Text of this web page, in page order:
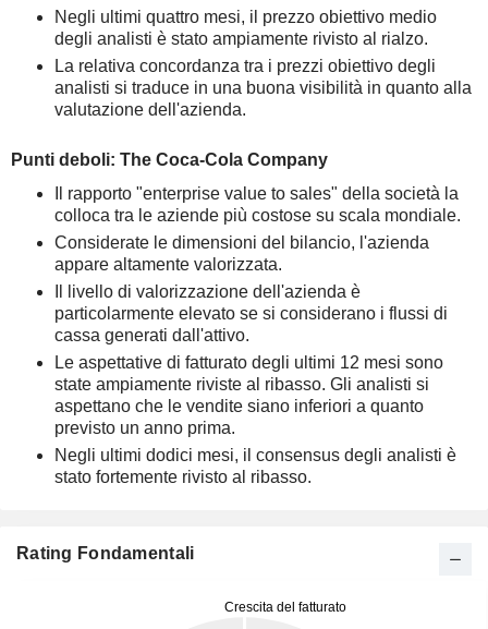
Negli ultimi quattro mesi, il prezzo obiettivo medio
degli analisti è stato ampiamente rivisto al rialzo.
La relativa concordanza tra i prezzi obiettivo degli
analisti si traduce in una buona visibilità in quanto alla
valutazione dell'azienda.
Punti deboli: The Coca-Cola Company
Il rapporto "enterprise value to sales" della società la
colloca tra le aziende più costose su scala mondiale.
Considerate le dimensioni del bilancio, l'azienda
appare altamente valorizzata.
Il livello di valorizzazione dell'azienda è
particolarmente elevato se si considerano i flussi di
cassa generati dall'attivo.
Le aspettative di fatturato degli ultimi 12 mesi sono
state ampiamente riviste al ribasso. Gli analisti si
aspettano che le vendite siano inferiori a quanto
previsto un anno prima.
Negli ultimi dodici mesi, il consensus degli analisti è
stato fortemente rivisto al ribasso.
Rating Fondamentali